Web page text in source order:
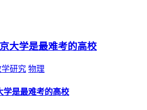
大学是最难考的高校
研究 物理
学是最难考的高校